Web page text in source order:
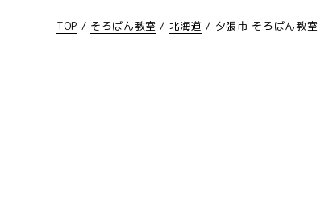
TOP / そろばん教室 / 北海道 / 夕張市 そろばん教室